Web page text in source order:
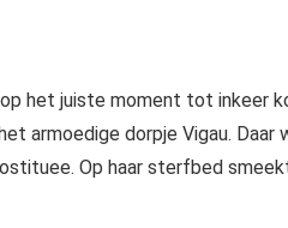
het juiste moment tot inkeer
armoedige dorpje Vigau. Daar
Op haar sterfbed